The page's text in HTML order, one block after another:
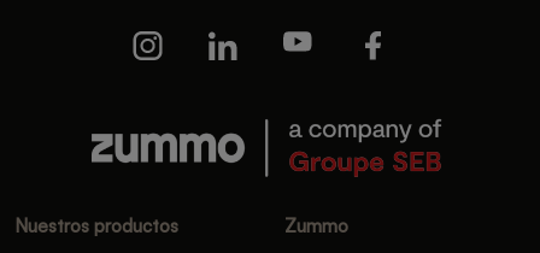
Nuestros productos Zummo